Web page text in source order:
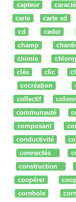
capteur
carte
carte sd
cd
ceder
champ
chimie
clés
clic
cocréation
collectif
communauté
composant
conductivité
connectés
construction
coopérer
cornhole